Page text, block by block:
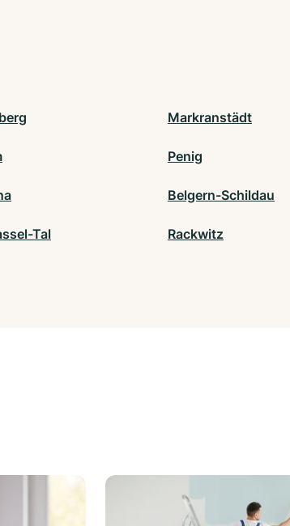
Markranstädt
Penig
Belgern-Schildau
Tal Rackwitz